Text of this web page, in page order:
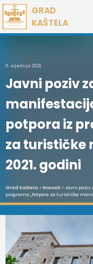
Preskoči
na
sadržaj
GRAD
KAŠTELA
11. siječnja 2021.
Javni poziv
potpora iz
za turističke
2021. godini
Grad Kaštela > Novosti > Javni
programa „Potpore za turističke